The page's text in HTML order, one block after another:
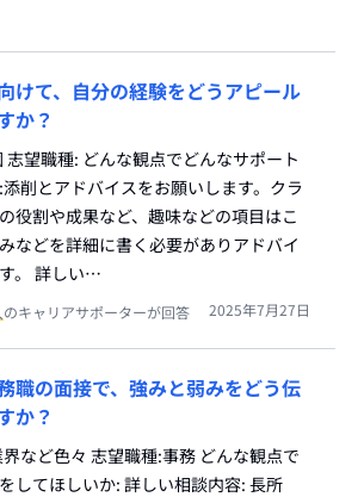
けて、自分の経験をどうアピール
か？
志望職種: どんな観点でどんなサポート
削とアドバイスをお願いします。クラ
役割や成果など、趣味などの項目はこ
などを詳細に書く必要がありアドバイ
。 詳しい…
のキャリアサポーターが回答 2025年7月27日
職の面接で、強みと弱みをどう伝
か？
など色々 志望職種:事務 どんな観点で
してほしいか: 詳しい相談内容: 長所